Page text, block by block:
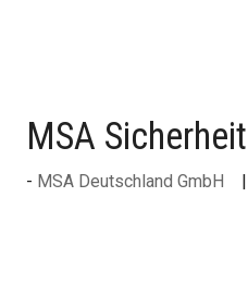
MSA Sicherheit
MSA Deutschland GmbH